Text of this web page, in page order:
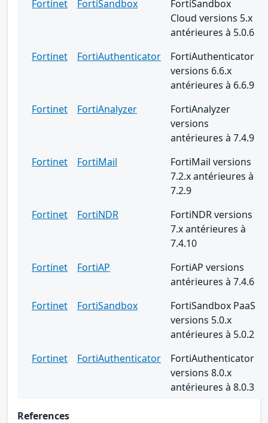
Fortinet FortiSandbox
FortiSandbox
Cloud versions 5.x
antérieures à 5.0.6
Fortinet
FortiAuthenticator
FortiAuthenticator
versions 6.6.x
antérieures à 6.6.9
Fortinet
FortiAnalyzer
FortiAnalyzer
versions
antérieures à 7.4.9
Fortinet
FortiMail
FortiMail versions
7.2.x antérieures à
7.2.9
Fortinet
FortiNDR
FortiNDR versions
7.x antérieures à
7.4.10
Fortinet
FortiAP
FortiAP versions
antérieures à 7.4.6
Fortinet
FortiSandbox
FortiSandbox PaaS
versions 5.0.x
antérieures à 5.0.2
Fortinet
FortiAuthenticator
FortiAuthenticator
versions 8.0.x
antérieures à 8.0.3
References